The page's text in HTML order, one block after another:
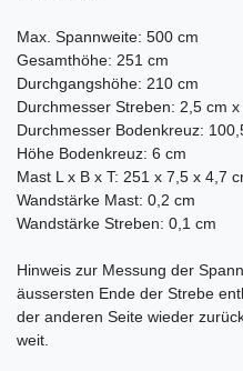
Max. Spannweite: 500 cm
Gesamthöhe: 251 cm
Durchgangshöhe: 210 cm
Durchmesser Streben: 2,5 cm x
Durchmesser Bodenkreuz:
Höhe Bodenkreuz: 6 cm
Mast L x B x T: 251 x 7,5 x 4,7
Wandstärke Mast: 0,2 cm
Wandstärke Streben: 0,1 cm
Hinweis zur Messung der
äussersten Ende der Strebe
der anderen Seite wieder
weit.